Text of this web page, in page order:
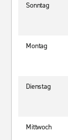
Sonntag
Montag
Dienstag
Mittwoch